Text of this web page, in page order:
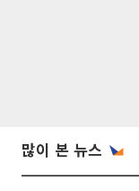
많이 본 뉴스